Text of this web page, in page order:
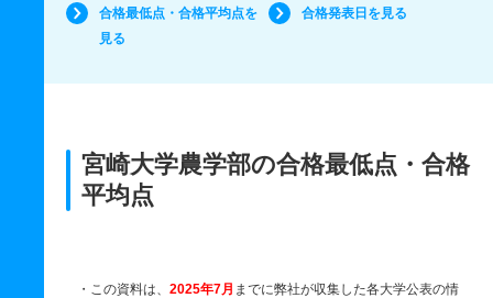
合格最低点・合格平均点を
見る
合格発表日を見る
宮崎大学農学部の合格最低点・合格
平均点
・この資料は、 2025年7月 までに弊社が収集した各大学公表の情